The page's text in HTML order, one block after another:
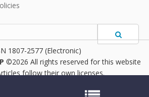
1807-2577 (Electronic)
©2026 All rights reserved for this website
follow their own licenses.